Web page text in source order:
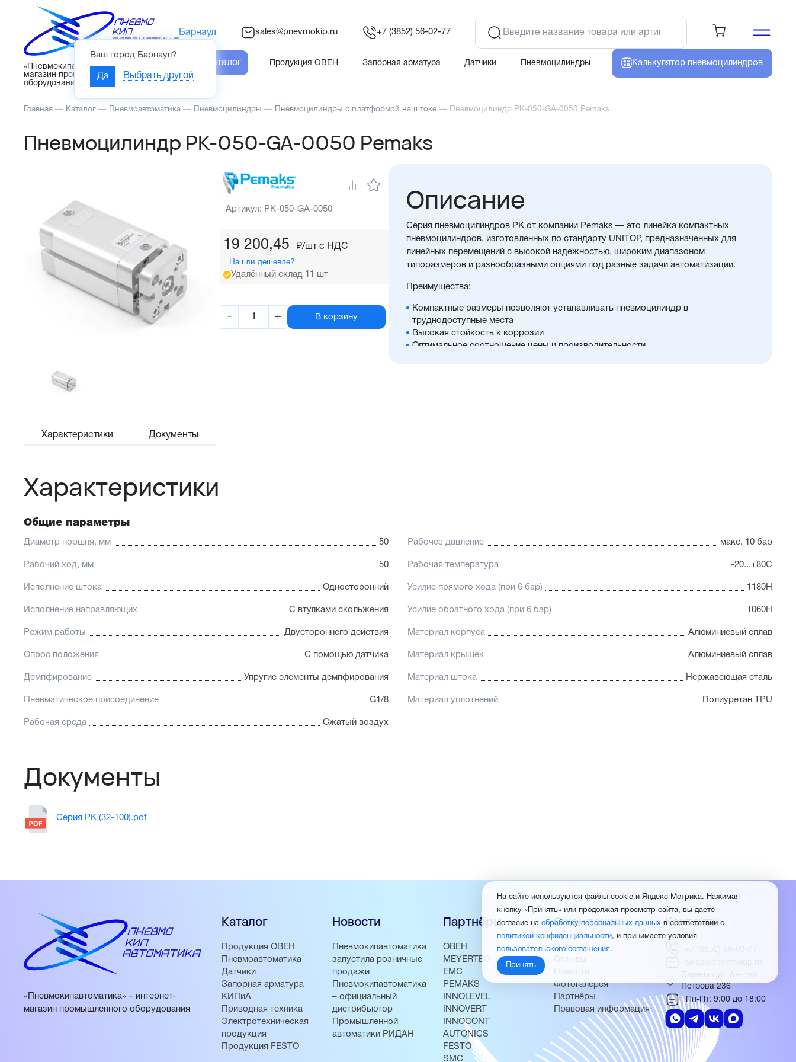
«Пневмокипавтоматика» – интернет-
магазин промышленного
оборудования
Барнаул
Ваш город Барнаул?
Да Выбрать другой
sales@pnevmokip.ru +7 (3852) 56-02-77
Каталог Продукция ОВЕН Запорная арматура Датчики Пневмоцилиндры Калькулятор пневмоцилиндров
Главная — Каталог — Пневмоавтоматика — Пневмоцилиндры — Пневмоцилиндры с платформой на штоке — Пневмоцилиндр PK-050-GA-0050 Pemaks
Пневмоцилиндр PK-050-GA-0050 Pemaks
Артикул: PK-050-GA-0050
19 200,45 ₽/шт c НДС
Нашли дешевле?
Удалённый склад 11 шт
- + В корзину
Описание
Серия пневмоцилиндров PK от компании Pemaks — это линейка компактных
пневмоцилиндров, изготовленных по стандарту UNITOP, предназначенных для
линейных перемещений с высокой надежностью, широким диапазоном
типоразмеров и разнообразными опциями под разные задачи автоматизации.
Преимущества:
Компактные размеры позволяют устанавливать пневмоцилиндр в
труднодоступные места
Высокая стойкость к коррозии
Оптимальное соотношение цены и производительности
Характеристики Документы
Характеристики
Общие параметры
Диаметр поршня, мм 50 Рабочее давление макс. 10 бар
Рабочий ход, мм 50 Рабочая температура -20...+80С
Исполнение штока Односторонний Усилие прямого хода (при 6 бар) 1180Н
Исполнение направляющих С втулками скольжения Усилие обратного хода (при 6 бар) 1060Н
Режим работы Двустороннего действия Материал корпуса Алюминиевый сплав
Опрос положения С помощью датчика Материал крышек Алюминиевый сплав
Демпфирование Упругие элементы демпфирования Материал штока Нержавеющая сталь
Пневматическое присоединение G1/8 Материал уплотнений Полиуретан TPU
Рабочая среда Сжатый воздух
Документы
Серия PK (32-100).pdf
«Пневмокипавтоматика» – интернет-
магазин промышленного оборудования
Каталог
Продукция ОВЕН
Пневмоавтоматика
Датчики
Запорная арматура
КИПиА
Приводная техника
Электротехническая
продукция
Продукция FESTO
Новости
Пневмокипавтоматика
запустила розничные
продажи
Пневмокипавтоматика
– официальный
дистрибьютор
Промышленной
автоматики РИДАН
Партнёры
ОВЕН
MEYERTEC
EMC
PEMAKS
INNOLEVEL
INNOVERT
INNOCONT
AUTONICS
FESTO
SMC
О компании
О нас
Отзывы
Новости
Фотогалерея
Партнёры
Правовая информация
Контакты
+7 (3852) 56-02-77
sales@pnevmokip.ru
Барнаул ул. Антона
Петрова 236
Пн-Пт: 9:00 до 18:00
На сайте используются файлы cookie и Яндекс Метрика. Нажимая
кнопку «Принять» или продолжая просмотр сайта, вы даете
согласие на обработку персональных данных в соответствии с
политикой конфиденциальности, и принимаете условия
пользовательского соглашения.
Принять